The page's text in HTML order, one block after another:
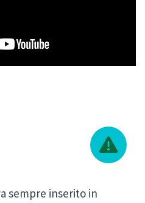
sempre inserito in